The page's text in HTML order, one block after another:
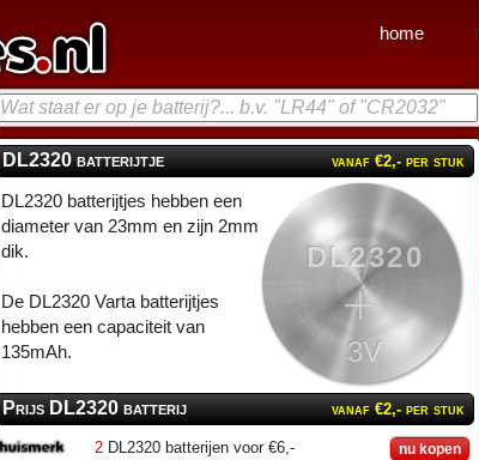
DL2320 batterijtje vanaf €2,- per stuk
DL2320
3V
DL2320 batterijtjes hebben een
diameter van 23mm en zijn 2mm
dik.
De DL2320 Varta batterijtjes
hebben een capaciteit van
135mAh.
Prijs DL2320 batterij vanaf €2,- per stuk
2 DL2320 batterijen voor €6,- nu kopen
home